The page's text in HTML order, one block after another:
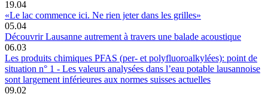
19.04
«Le lac commence ici. Ne rien jeter dans les grilles»
05.04
Découvrir Lausanne autrement à travers une balade acoustique
06.03
Les produits chimiques PFAS (per- et polyfluoroalkylées): point de
situation n° 1 - Les valeurs analysées dans l’eau potable lausannoise
sont largement inférieures aux normes suisses actuelles
09.02